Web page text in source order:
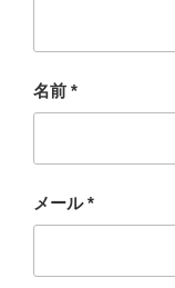
名前 *
メール*